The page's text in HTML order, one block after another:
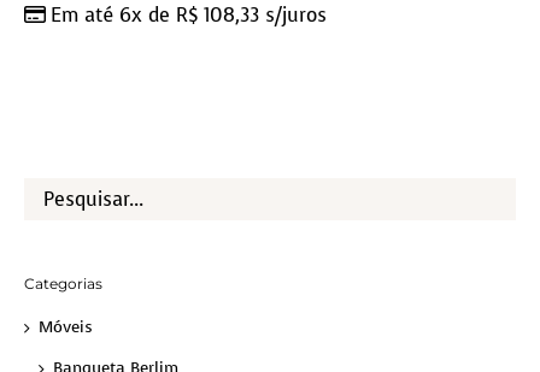
Em até 6x de R$ 108,33 s/juros
Categorias
Móveis